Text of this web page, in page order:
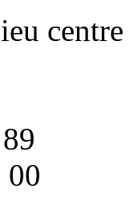
centre
00